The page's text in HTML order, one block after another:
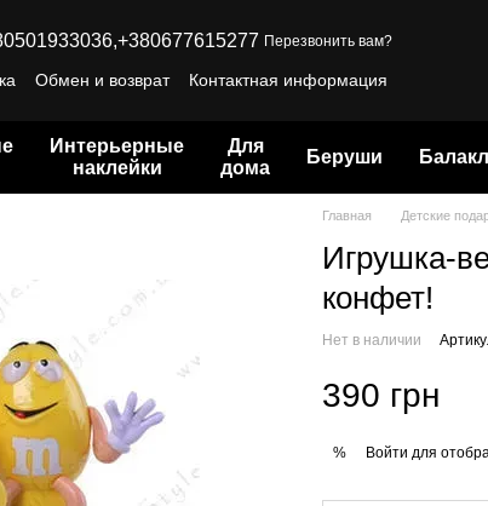
+380677615277 Перезвонить вам?
Обмен и возврат Контактная информация
Интерьерные
наклейки
Для
дома
Беруши
Главная Детские
Игрушка-
конфет!
Нет в наличии
390 грн
% Войти для